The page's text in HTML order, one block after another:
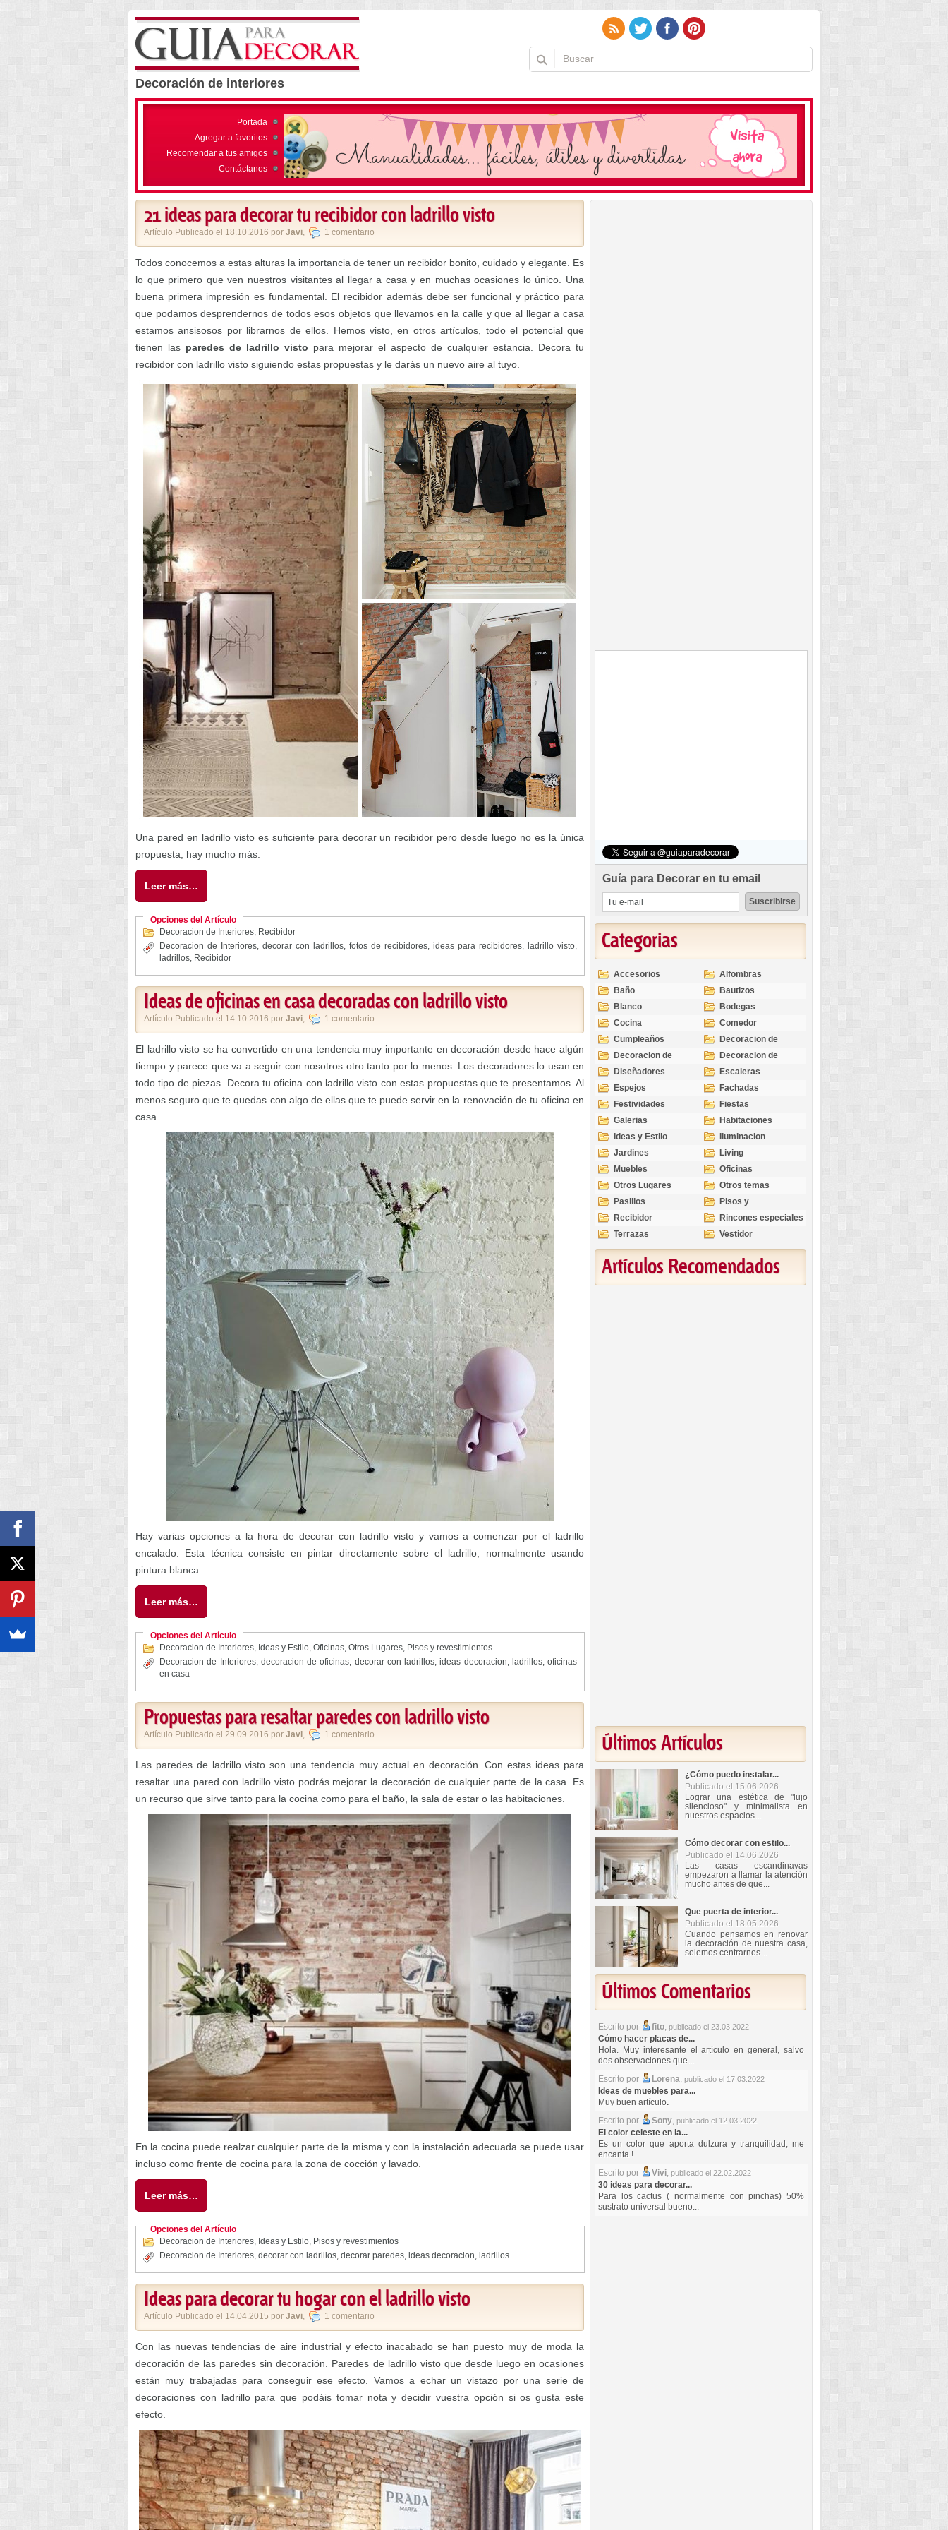
Decoración de interiores
Portada
Agregar a favoritos
Recomendar a tus amigos
Contáctanos
21 ideas para decorar tu recibidor con ladrillo visto
Artículo Publicado el 18.10.2016 por Javi, 1 comentario
Todos conocemos a estas alturas la importancia de tener un recibidor bonito, cuidado y elegante. Es
lo que primero que ven nuestros visitantes al llegar a casa y en muchas ocasiones lo único. Una
buena primera impresión es fundamental. El recibidor además debe ser funcional y práctico para
que podamos desprendernos de todos esos objetos que llevamos en la calle y que al llegar a casa
estamos ansisosos por librarnos de ellos. Hemos visto, en otros artículos, todo el potencial que
tienen las paredes de ladrillo visto para mejorar el aspecto de cualquier estancia. Decora tu
recibidor con ladrillo visto siguiendo estas propuestas y le darás un nuevo aire al tuyo.
Una pared en ladrillo visto es suficiente para decorar un recibidor pero desde luego no es la única
propuesta, hay mucho más.
Leer más…
Opciones del Artículo
Decoracion de Interiores, Recibidor
Decoracion de Interiores, decorar con ladrillos, fotos de recibidores, ideas para recibidores, ladrillo visto,
ladrillos, Recibidor
Ideas de oficinas en casa decoradas con ladrillo visto
Artículo Publicado el 14.10.2016 por Javi, 1 comentario
El ladrillo visto se ha convertido en una tendencia muy importante en decoración desde hace algún
tiempo y parece que va a seguir con nosotros otro tanto por lo menos. Los decoradores lo usan en
todo tipo de piezas. Decora tu oficina con ladrillo visto con estas propuestas que te presentamos. Al
menos seguro que te quedas con algo de ellas que te puede servir en la renovación de tu oficina en
casa.
Hay varias opciones a la hora de decorar con ladrillo visto y vamos a comenzar por el ladrillo
encalado. Esta técnica consiste en pintar directamente sobre el ladrillo, normalmente usando
pintura blanca.
Leer más…
Opciones del Artículo
Decoracion de Interiores, Ideas y Estilo, Oficinas, Otros Lugares, Pisos y revestimientos
Decoracion de Interiores, decoracion de oficinas, decorar con ladrillos,ideas decoracion, ladrillos, oficinas
en casa
Propuestas para resaltar paredes con ladrillo visto
Artículo Publicado el 29.09.2016 por Javi, 1 comentario
Las paredes de ladrillo visto son una tendencia muy actual en decoración. Con estas ideas para
resaltar una pared con ladrillo visto podrás mejorar la decoración de cualquier parte de la casa. Es
un recurso que sirve tanto para la cocina como para el baño, la sala de estar o las habitaciones.
En la cocina puede realzar cualquier parte de la misma y con la instalación adecuada se puede usar
incluso como frente de cocina para la zona de cocción y lavado.
Leer más…
Opciones del Artículo
Decoracion de Interiores, Ideas y Estilo, Pisos y revestimientos
Decoracion de Interiores, decorar con ladrillos, decorar paredes, ideas decoracion, ladrillos
Ideas para decorar tu hogar con el ladrillo visto
Artículo Publicado el 14.04.2015 por Javi, 1 comentario
Con las nuevas tendencias de aire industrial y efecto inacabado se han puesto muy de moda la
decoración de las paredes sin decoración. Paredes de ladrillo visto que desde luego en ocasiones
están muy trabajadas para conseguir ese efecto. Vamos a echar un vistazo por una serie de
decoraciones con ladrillo para que podáis tomar nota y decidir vuestra opción si os gusta este
efecto.
Guía para Decorar en tu email
Categorias
Accesorios
Alfombras
Baño
Bautizos
Blanco
Bodegas
Cocina
Comedor
Cumpleaños
Decoracion de
Exteriores
Decoracion de
Interiores
Decoracion de
Ocasiones
Diseñadores
Escaleras
Espejos
Fachadas
Festividades
Fiestas
Galerias
Habitaciones
Ideas y Estilo
Iluminacion
Jardines
Living
Muebles
Oficinas
Otros Lugares
Otros temas
Pasillos
Pisos y
revestimientos
Recibidor
Rincones especiales
Terrazas
Vestidor
Artículos Recomendados
Últimos Artículos
¿Cómo puedo instalar...
Publicado el 15.06.2026
Lograr una estética de "lujo
silencioso" y minimalista en
nuestros espacios...
Cómo decorar con estilo...
Publicado el 14.06.2026
Las casas escandinavas
empezaron a llamar la atención
mucho antes de que...
Que puerta de interior...
Publicado el 18.05.2026
Cuando pensamos en renovar
la decoración de nuestra casa,
solemos centrarnos...
Últimos Comentarios
Escrito por fito, publicado el 23.03.2022
Cómo hacer placas de...
Hola. Muy interesante el artículo en general, salvo
dos observaciones que...
Escrito por
Lorena, publicado el 17.03.2022
Ideas de muebles para...
Muy buen artículo.
Escrito por
Sony, publicado el 12.03.2022
El color celeste en la...
Es un color que aporta dulzura y tranquilidad, me
encanta !
Escrito por
Vivi, publicado el 22.02.2022
30 ideas para decorar...
Para los cactus ( normalmente con pinchas) 50%
sustrato universal bueno...